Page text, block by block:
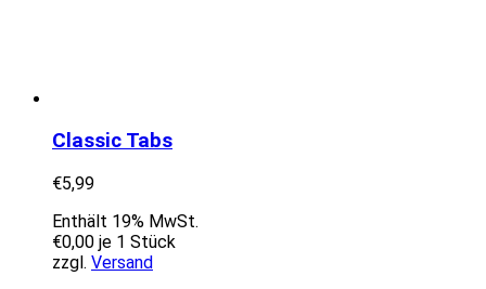
Classic Tabs
€5,99
Enthält 19% MwSt.
€0,00 je 1 Stück
zzgl. Versand